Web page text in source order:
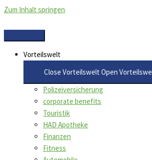
Zum Inhalt springen
Vorteilswelt
Close Vorteilswelt Open
Polizeiversicherung
corporate benefits
Touristik
HAD Apotheke
Finanzen
Fitness